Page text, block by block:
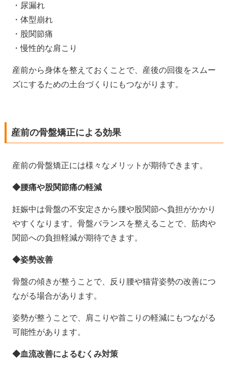
・尿漏れ
・体型崩れ
・股関節痛
・慢性的な肩こり
産前から身体を整えておくことで、産後の回復をスムー
ズにするための土台づくりにもつながります。
産前の骨盤矯正による効果
産前の骨盤矯正には様々なメリットが期待できます。
◆腰痛や股関節痛の軽減
妊娠中は骨盤の不安定さから腰や股関節へ負担がかかり
やすくなります。骨盤バランスを整えることで、筋肉や
関節への負担軽減が期待できます。
◆姿勢改善
骨盤の傾きが整うことで、反り腰や猫背姿勢の改善につ
ながる場合があります。
姿勢が整うことで、肩こりや首こりの軽減にもつながる
可能性があります。
◆血流改善によるむくみ対策